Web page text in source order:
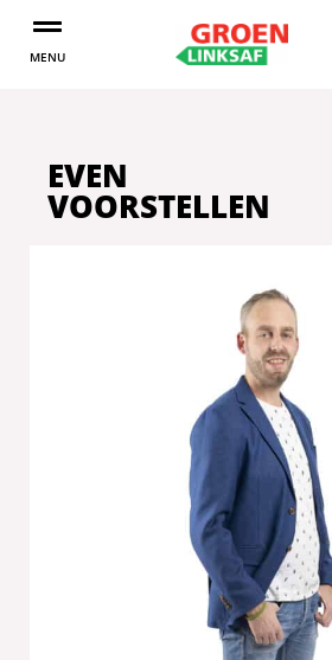
MENU
EVEN
VOORSTELLEN